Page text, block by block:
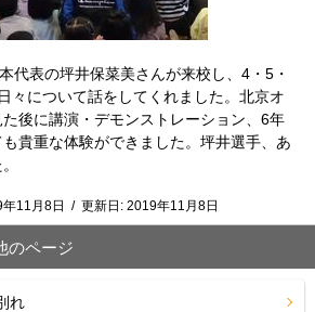
表の坪井保菜美さんが来校し、4・5・
々について話をしてくれました。北京オ
後に講演・デモンストレーション、6年
貴重な体験ができました。坪井選手、あ
11月8日 / 更新日: 2019年11月8日
のページ
れ